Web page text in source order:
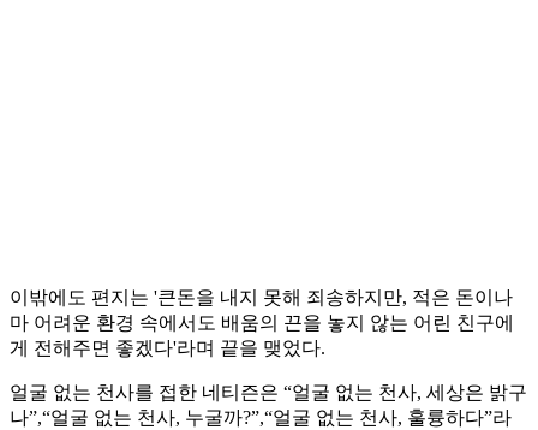
이밖에도 편지는 '큰돈을 내지 못해 죄송하지만, 적은 돈이나
마 어려운 환경 속에서도 배움의 끈을 놓지 않는 어린 친구에
게 전해주면 좋겠다'라며 끝을 맺었다.
얼굴 없는 천사를 접한 네티즌은 “얼굴 없는 천사, 세상은 밝구
나”,“얼굴 없는 천사, 누굴까?”,“얼굴 없는 천사, 훌륭하다”라